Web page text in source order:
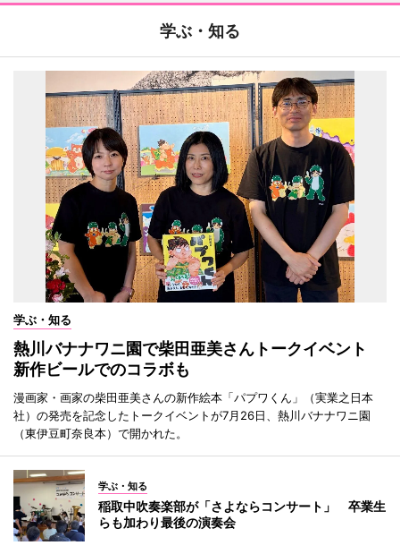
学ぶ・知る
学ぶ・知る
熱川バナナワニ園で柴田亜美さんトークイベント
新作ビールでのコラボも
漫画家・画家の柴田亜美さんの新作絵本「パプワくん」（実業之日本
社）の発売を記念したトークイベントが7月26日、熱川バナナワニ園
（東伊豆町奈良本）で開かれた。
学ぶ・知る
稲取中吹奏楽部が「さよならコンサート」 卒業生
らも加わり最後の演奏会